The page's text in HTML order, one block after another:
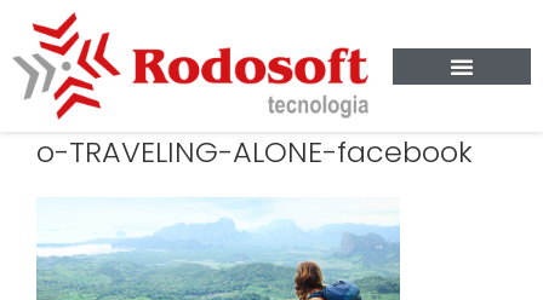
o-TRAVELING-ALONE-facebook